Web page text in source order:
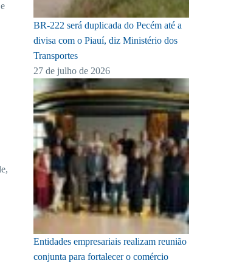
BR-222 será duplicada do Pecém até a
divisa com o Piauí, diz Ministério dos
Transportes
27 de julho de 2026
Entidades empresariais realizam reunião
conjunta para fortalecer o comércio